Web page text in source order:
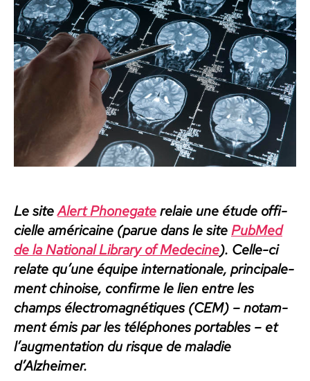
Le siteAlert Phonegaterelaie une étude offi­
cielle améri­caine (parue dans le sitePubMed
de la Nation­al Library of Medecine). Celle-ci
relate qu’une équipe inter­na­tionale, prin­ci­pale­
ment chi­noise, con­firme le lien entre les
champs élec­tro­mag­né­tiques (CEM) – notam­
ment émis par les télé­phones porta­bles – et
l’augmentation du risque de mal­adie
d’Alzheimer.